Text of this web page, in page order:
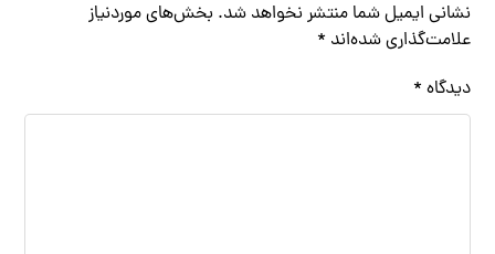
نشانی ایمیل شما منتشر نخواهد شد. بخش‌های موردنیاز
علامت‌گذاری شده‌اند *
دیدگاه *